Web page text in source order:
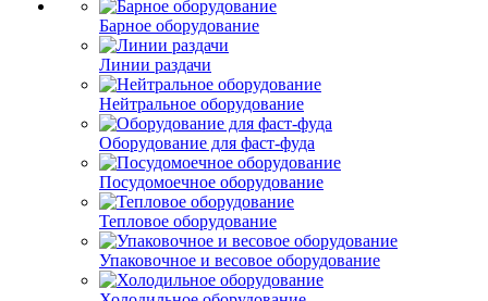
Барное оборудование
Линии раздачи
Нейтральное оборудование
Оборудование для фаст-фуда
Посудомоечное оборудование
Тепловое оборудование
Упаковочное и весовое оборудование